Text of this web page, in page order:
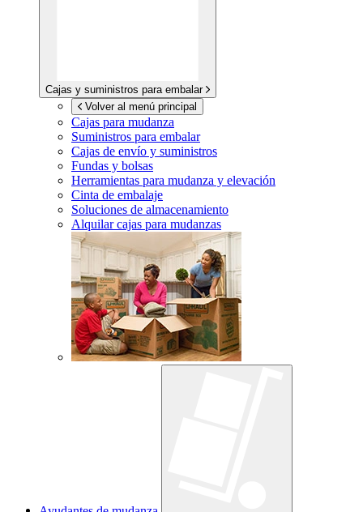
Cajas y suministros para embalar
Volver al menú principal
Cajas para mudanza
Suministros para embalar
Cajas de envío y suministros
Fundas y bolsas
Herramientas para mudanza y elevación
Cinta de embalaje
Soluciones de almacenamiento
Alquilar cajas para mudanzas